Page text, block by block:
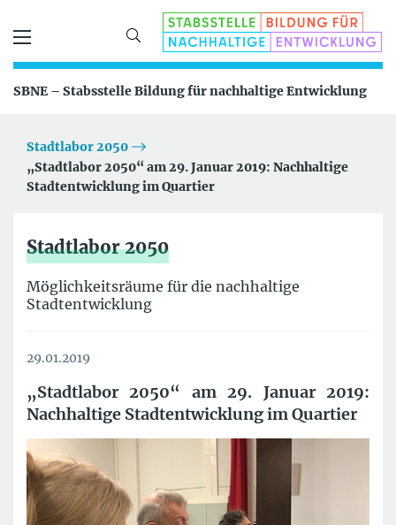
SBNE – Stabsstelle Bildung für nachhaltige Entwicklung
Stadtlabor 2050
„Stadtlabor 2050“ am 29. Januar 2019: Nachhaltige
Stadtentwicklung im Quartier
Stadtlabor 2050
Möglichkeitsräume für die nachhaltige
Stadtentwicklung
29.01.2019
„Stadtlabor 2050“ am 29. Januar 2019:
Nachhaltige Stadtentwicklung im Quartier